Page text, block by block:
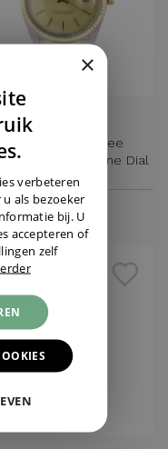
Datejust 36 Jubilee
Steel Champagne Dial
€ 6.795,-
GERMAN
×
verbeteren
als bezoeker
bij. U
accepteren of
zelf